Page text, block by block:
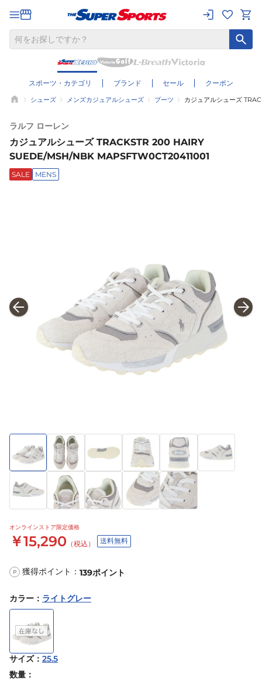
スポーツ・カテゴリ ブランド セール クーポン
シューズ メンズカジュアルシューズ ブーツ カジュアルシューズ
ラルフ ローレン
カジュアルシューズ TRACKSTR 200 HAIRY
SUEDE/MSH/NBK MAPSFTW0CT20411001
SALE MENS
オンラインストア限定価格
￥15,290 （税込） 送料無料
P 獲得ポイント： 139ポイント
カラー ： ライトグレー
サイズ： 25.5
数量：